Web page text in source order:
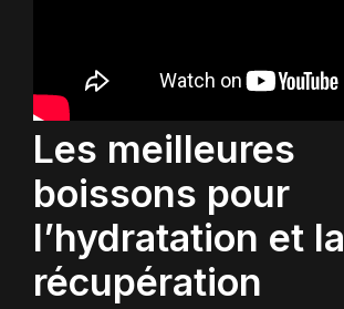
Les meilleures
boissons pour
l’hydratation et la
récupération